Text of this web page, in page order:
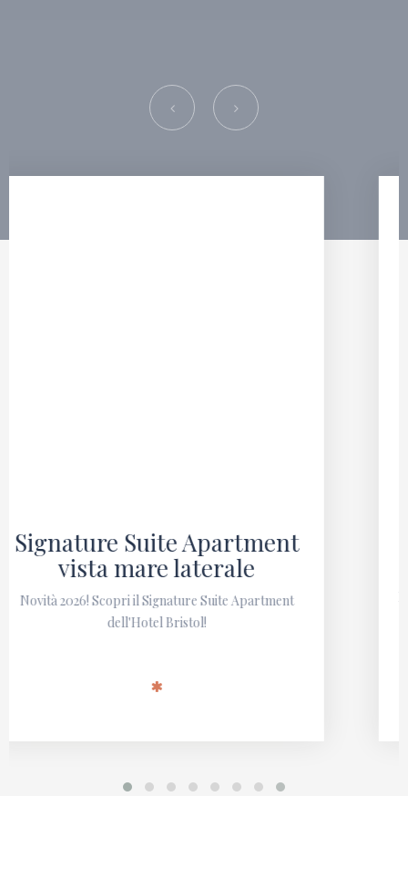
Camera Classica
Scopri la Camera Classica dell'Hotel Bristol!
Luminosa e dotata di ogni confort necessario è ideale
per una o due persone alla ricerca di una soluzione